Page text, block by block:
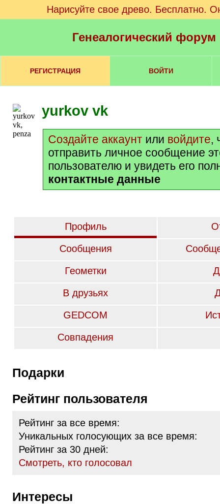
Нарисуйте свое древо. Бесплатно.
Генеалогический
РЕГИСТРАЦИЯ ВОЙТИ
yurkov vk
Создайте аккаунт или войдите,
отправить личное сообщение
пользователю и увидеть его
контактные данные
Профиль
Сообщения
Геометки
В друзьях
GEDCOM
Совпадения
Подарки
Рейтинг пользователя
Рейтинг за все время:
Уникальных голосующих за все время:
Рейтинг за 30 дней:
Cмотреть, кто голосовал
Интересы